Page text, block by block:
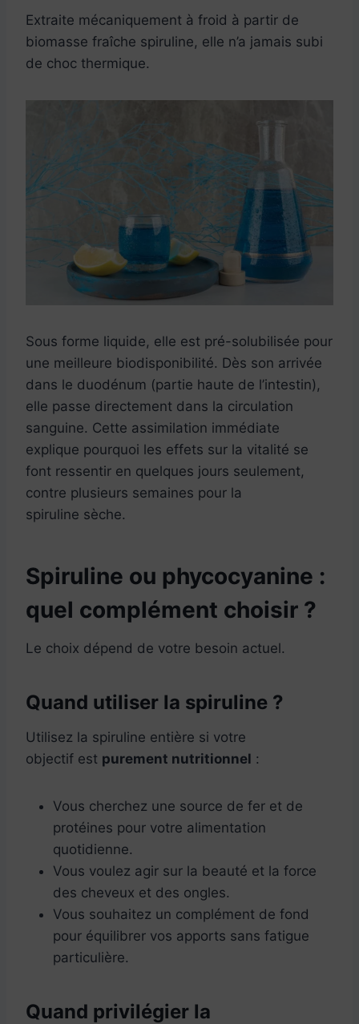
Extraite mécaniquement à froid à partir de
biomasse fraîche spiruline, elle n’a jamais subi
de choc thermique.
Sous forme liquide, elle est pré-solubilisée pour
une meilleure biodisponibilité. Dès son arrivée
dans le duodénum (partie haute de l’intestin),
elle passe directement dans la circulation
sanguine. Cette assimilation immédiate
explique pourquoi les effets sur la vitalité se
font ressentir en quelques jours seulement,
contre plusieurs semaines pour la
spiruline sèche.
Spiruline ou phycocyanine :
quel complément choisir ?
Le choix dépend de votre besoin actuel.
Quand utiliser la spiruline ?
Utilisez la spiruline entière si votre
objectif est purement nutritionnel :
Vous cherchez une source de fer et de
protéines pour votre alimentation
quotidienne.
Vous voulez agir sur la beauté et la force
des cheveux et des ongles.
Vous souhaitez un complément de fond
pour équilibrer vos apports sans fatigue
particulière.
Quand privilégier la